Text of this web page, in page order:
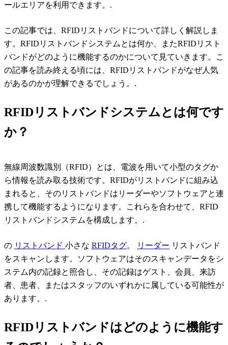
ールエリアを利用できます。.
この記事では、RFIDリストバンドについて詳しく解説しま
す。RFIDリストバンドシステムとは何か、またRFIDリスト
バンドがどのように機能するのかについて見ていきます。こ
の記事を読み終える頃には、RFIDリストバンドがなぜ人気
があるのかが理解できるでしょう。.
RFIDリストバンドシステムとは何です
か？
無線周波数識別（RFID）とは、電波を用いて小型のタグか
ら情報を読み取る技術です。RFIDがリストバンドに組み込
まれると、そのリストバンドはリーダーやソフトウェアと連
携して機能するようになります。これらを合わせて、RFID
リストバンドシステムを構成します。.
の リストバンド 小さな RFIDタグ。 リーダー リストバンド
をスキャンします。ソフトウェアはそのスキャンデータをシ
ステム内の記録と照合し、その記録はゲスト、会員、来訪
者、患者、またはスタッフのいずれかに属している可能性が
あります。.
RFIDリストバンドはどのように機能す